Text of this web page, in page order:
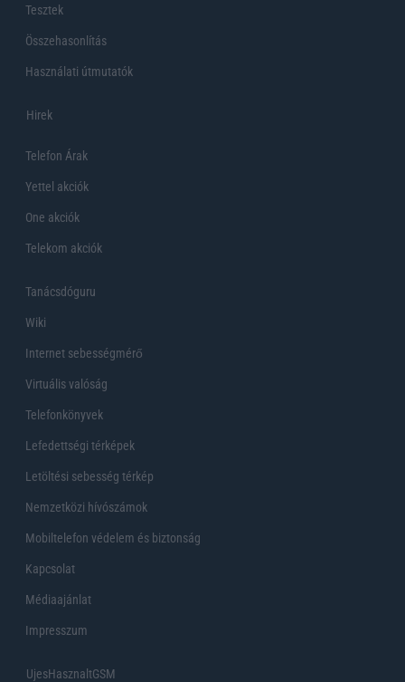
Tesztek
Összehasonlítás
Használati útmutatók
Hirek
Telefon Árak
Yettel akciók
One akciók
Telekom akciók
Tanácsdóguru
Wiki
Internet sebességmérő
Virtuális valóság
Telefonkönyvek
Lefedettségi térképek
Letöltési sebesség térkép
Nemzetközi hívószámok
Mobiltelefon védelem és biztonság
Kapcsolat
Médiaajánlat
Impresszum
UjesHasznaltGSM